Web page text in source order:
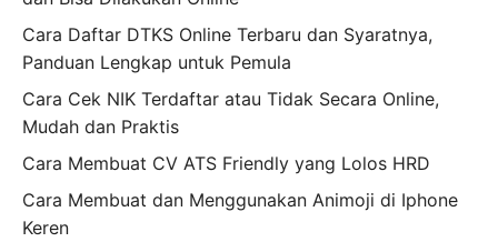
Cara Daftar DTKS Online Terbaru dan Syaratnya,
Panduan Lengkap untuk Pemula
Cara Cek NIK Terdaftar atau Tidak Secara Online,
Mudah dan Praktis
Cara Membuat CV ATS Friendly yang Lolos HRD
Cara Membuat dan Menggunakan Animoji di Iphone
Keren